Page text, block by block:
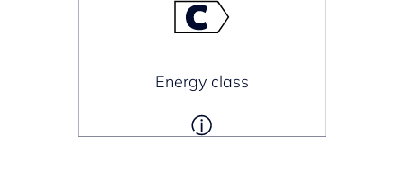
Energy class